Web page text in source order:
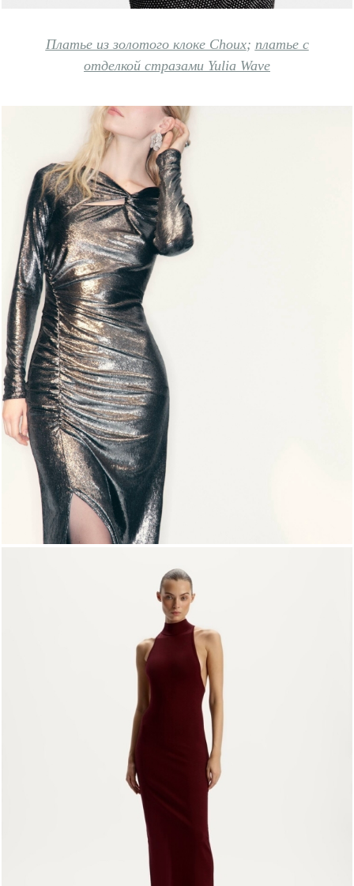
Платье из золотого клоке Choux; платье с
отделкой стразами Yulia Wave